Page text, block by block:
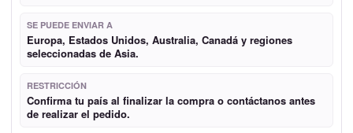
SE PUEDE ENVIAR A
Europa, Estados Unidos, Australia, Canadá y regiones
seleccionadas de Asia.
RESTRICCIÓN
Confirma tu país al finalizar la compra o contáctanos antes
de realizar el pedido.